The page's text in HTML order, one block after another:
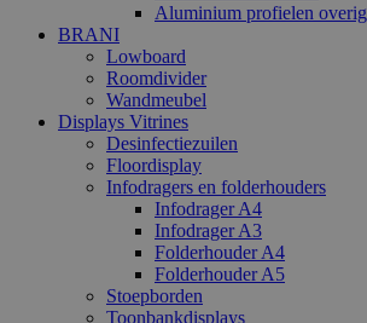
Aluminium profielen overig
BRANI
Lowboard
Roomdivider
Wandmeubel
Displays Vitrines
Desinfectiezuilen
Floordisplay
Infodragers en folderhouders
Infodrager A4
Infodrager A3
Folderhouder A4
Folderhouder A5
Stoepborden
Toonbankdisplays